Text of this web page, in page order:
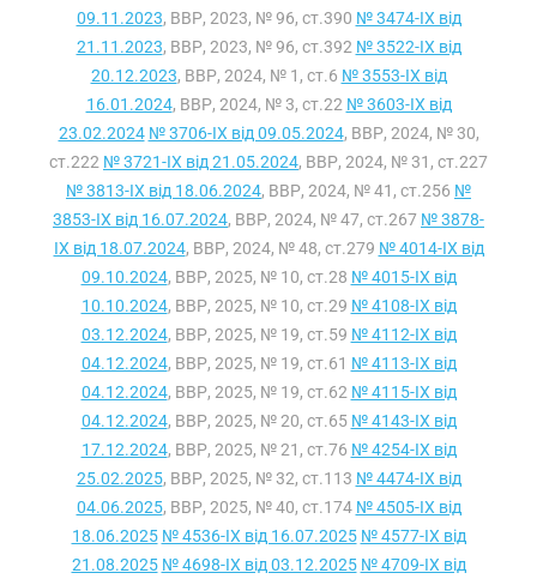
09.11.2023, ВВР, 2023, № 96, ст.390 № 3474-IX від
21.11.2023, ВВР, 2023, № 96, ст.392 № 3522-IX від
20.12.2023, ВВР, 2024, № 1, ст.6 № 3553-IX від
16.01.2024, ВВР, 2024, № 3, ст.22 № 3603-IX від
23.02.2024 № 3706-IX від 09.05.2024, ВВР, 2024, № 30,
ст.222 № 3721-IX від 21.05.2024, ВВР, 2024, № 31, ст.227
№ 3813-IX від 18.06.2024, ВВР, 2024, № 41, ст.256 №
3853-IX від 16.07.2024, ВВР, 2024, № 47, ст.267 № 3878-
IX від 18.07.2024, ВВР, 2024, № 48, ст.279 № 4014-IX від
09.10.2024, ВВР, 2025, № 10, ст.28 № 4015-IX від
10.10.2024, ВВР, 2025, № 10, ст.29 № 4108-IX від
03.12.2024, ВВР, 2025, № 19, ст.59 № 4112-IX від
04.12.2024, ВВР, 2025, № 19, ст.61 № 4113-IX від
04.12.2024, ВВР, 2025, № 19, ст.62 № 4115-IX від
04.12.2024, ВВР, 2025, № 20, ст.65 № 4143-IX від
17.12.2024, ВВР, 2025, № 21, ст.76 № 4254-IX від
25.02.2025, ВВР, 2025, № 32, ст.113 № 4474-IX від
04.06.2025, ВВР, 2025, № 40, ст.174 № 4505-IX від
18.06.2025 № 4536-IX від 16.07.2025 № 4577-IX від
21.08.2025 № 4698-IX від 03.12.2025 № 4709-IX від